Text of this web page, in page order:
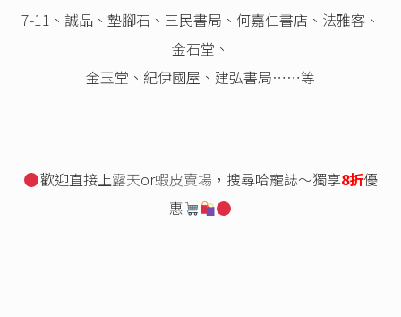
7-11、誠品、墊腳石、三民書局、何嘉仁書店、法雅客、
金石堂、
金玉堂、紀伊國屋、建弘書局⋯⋯等
歡迎直接上露天or蝦皮賣場 ，搜尋哈寵誌～獨享8折優
惠